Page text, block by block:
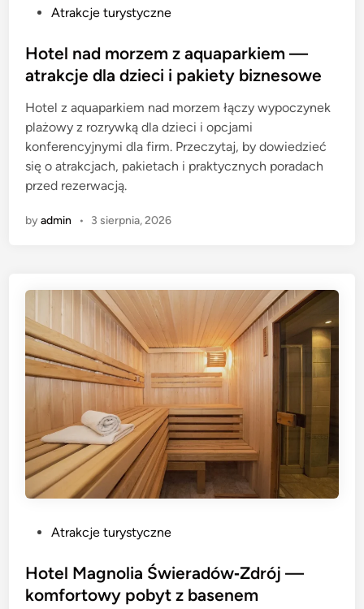
s
t
d
i
n
Atrakcje turystyczne
Hotel nad morzem z aquaparkiem —
atrakcje dla dzieci i pakiety biznesowe
Hotel z aquaparkiem nad morzem łączy wypoczynek
plażowy z rozrywką dla dzieci i opcjami
konferencyjnymi dla firm. Przeczytaj, by dowiedzieć
się o atrakcjach, pakietach i praktycznych poradach
przed rezerwacją.
byadmin • 3 sierpnia, 2026
s
t
Atrakcje turystyczne
Hotel Magnolia Świeradów‑Zdrój —
komfortowy pobyt z basenem